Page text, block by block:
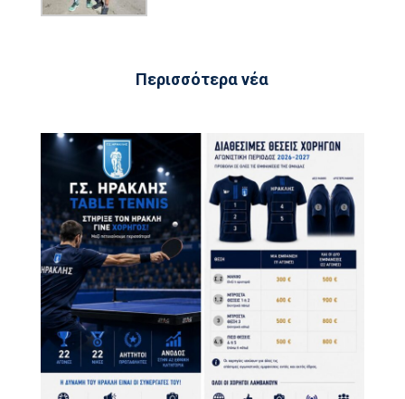
Περισσότερα νέα